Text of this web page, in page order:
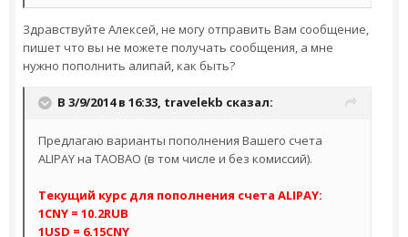
Здравствуйте Алексей, не могу отправить Вам сообщение,
пишет что вы не можете получать сообщения, а мне
нужно пополнить алипай, как быть?
В 3/9/2014 в 16:33, travelekb сказал:
Предлагаю варианты пополнения Вашего счета
ALIPAY на TAOBAO (в том числе и без комиссий).
Текущий курс для пополнения счета ALIPAY:
1CNY = 10.2RUB
1USD = 6.15CNY